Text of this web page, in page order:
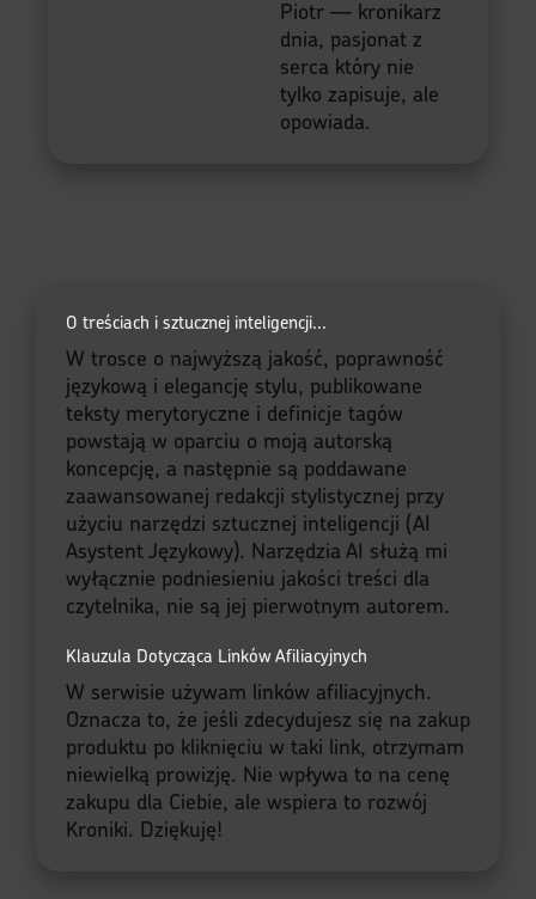
Piotr — kronikarz
dnia, pasjonat z
serca który nie
tylko zapisuje, ale
opowiada.
O treściach i sztucznej inteligencji...
W trosce o najwyższą jakość, poprawność
językową i elegancję stylu, publikowane
teksty merytoryczne i definicje tagów
powstają w oparciu o moją autorską
koncepcję, a następnie są poddawane
zaawansowanej redakcji stylistycznej przy
użyciu narzędzi sztucznej inteligencji (AI
Asystent Językowy). Narzędzia AI służą mi
wyłącznie podniesieniu jakości treści dla
czytelnika, nie są jej pierwotnym autorem.
Klauzula Dotycząca Linków Afiliacyjnych
W serwisie używam linków afiliacyjnych.
Oznacza to, że jeśli zdecydujesz się na zakup
produktu po kliknięciu w taki link, otrzymam
niewielką prowizję. Nie wpływa to na cenę
zakupu dla Ciebie, ale wspiera to rozwój
Kroniki. Dziękuję!